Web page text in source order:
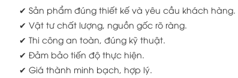
✔ Sản phẩm đúng thiết kế và yêu cầu khách hàng.
✔ Vật tư chất lượng, nguồn gốc rõ ràng.
✔ Thi công an toàn, đúng kỹ thuật.
✔ Đảm bảo tiến độ thực hiện.
✔ Giá thành minh bạch, hợp lý.